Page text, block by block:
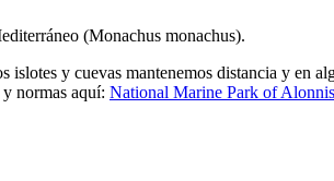
(Monachus monachus).
y cuevas mantenemos distancia y en
normas aquí: National Marine Park of